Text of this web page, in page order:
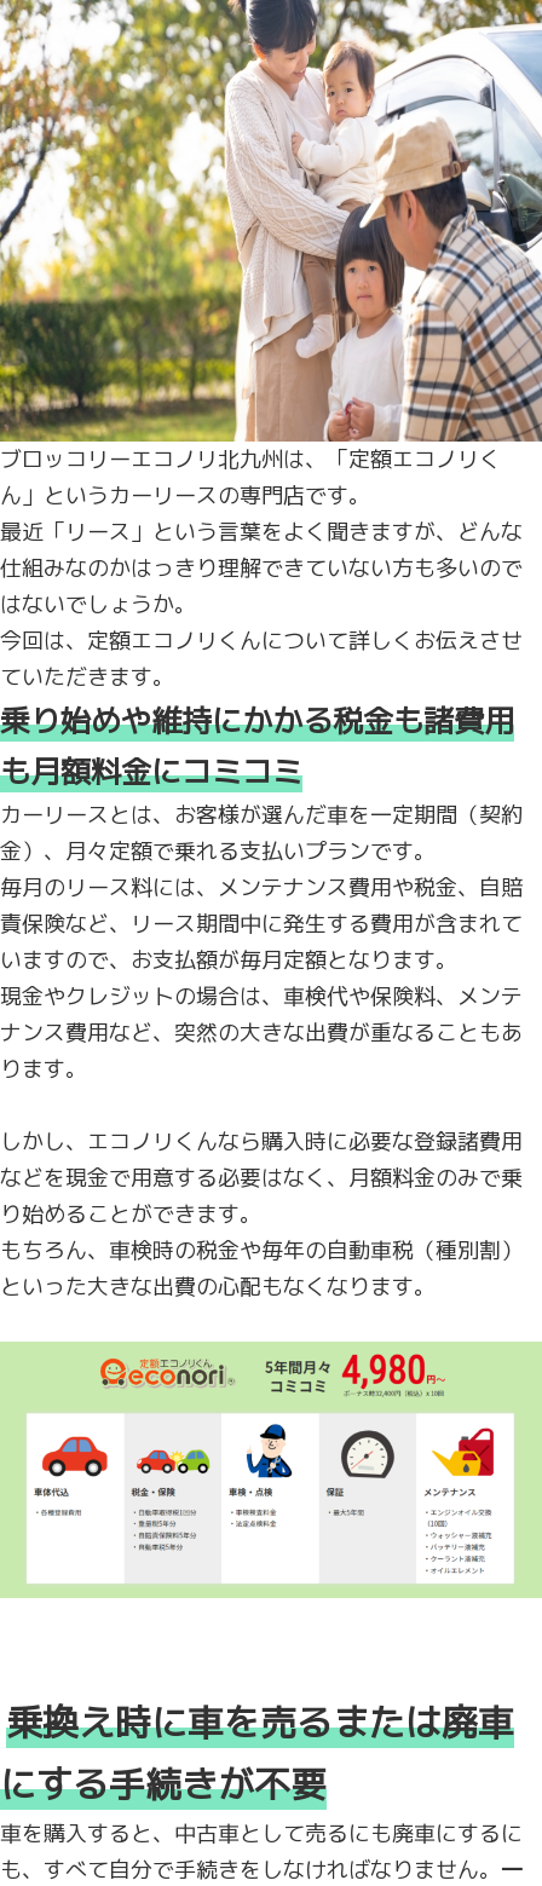
ブロッコリーエコノリ北九州は、「定額エコノリく
ん」というカーリースの専門店です。
最近「リース」という言葉をよく聞きますが、どんな
仕組みなのかはっきり理解できていない方も多いので
はないでしょうか。
今回は、定額エコノリくんについて詳しくお伝えさせ
ていただきます。
乗り始めや維持にかかる税金も諸費用
も月額料金にコミコミ
カーリースとは、お客様が選んだ車を一定期間（契約
金）、月々定額で乗れる支払いプランです。
毎月のリース料には、メンテナンス費用や税金、自賠
責保険など、リース期間中に発生する費用が含まれて
いますので、お支払額が毎月定額となります。
現金やクレジットの場合は、車検代や保険料、メンテ
ナンス費用など、突然の大きな出費が重なることもあ
ります。
しかし、エコノリくんなら購入時に必要な登録諸費用
などを現金で用意する必要はなく、月額料金のみで乗
り始めることができます。
もちろん、車検時の税金や毎年の自動車税（種別割）
といった大きな出費の心配もなくなります。
乗換え時に車を売るまたは廃車
にする手続きが不要
車を購入すると、中古車として売るにも廃車にするに
も、すべて自分で手続きをしなければなりません。 一